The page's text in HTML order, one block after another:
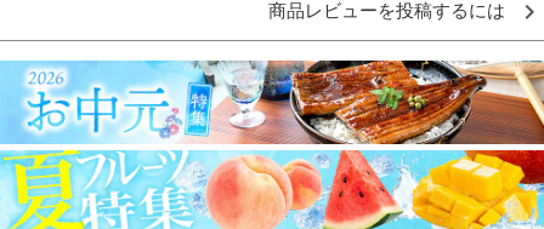
商品レビューを投稿するには